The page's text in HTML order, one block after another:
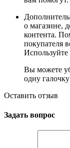
о магазине,
контента.
покупателя
Вы можете
одну
Оставить отзыв
Задать вопрос